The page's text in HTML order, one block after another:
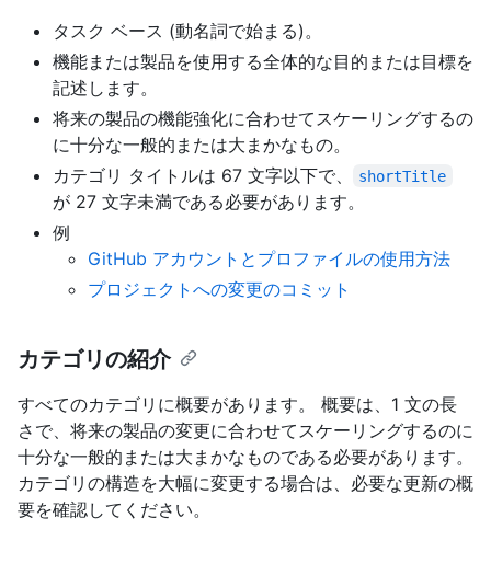
タスク ベース (動名詞で始まる)。
機能または製品を使用する全体的な目的または目標を
記述します。
将来の製品の機能強化に合わせてスケーリングするの
に十分な一般的または大まかなもの。
カテゴリ タイトルは 67 文字以下で、
shortTitle
が 27 文字未満である必要があります。
例
GitHub アカウントとプロファイルの使用方法
プロジェクトへの変更のコミット
カテゴリの紹介
すべてのカテゴリに概要があります。 概要は、1 文の長
さで、将来の製品の変更に合わせてスケーリングするのに
十分な一般的または大まかなものである必要があります。
カテゴリの構造を大幅に変更する場合は、必要な更新の概
要を確認してください。